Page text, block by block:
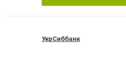
УкрСиббанк